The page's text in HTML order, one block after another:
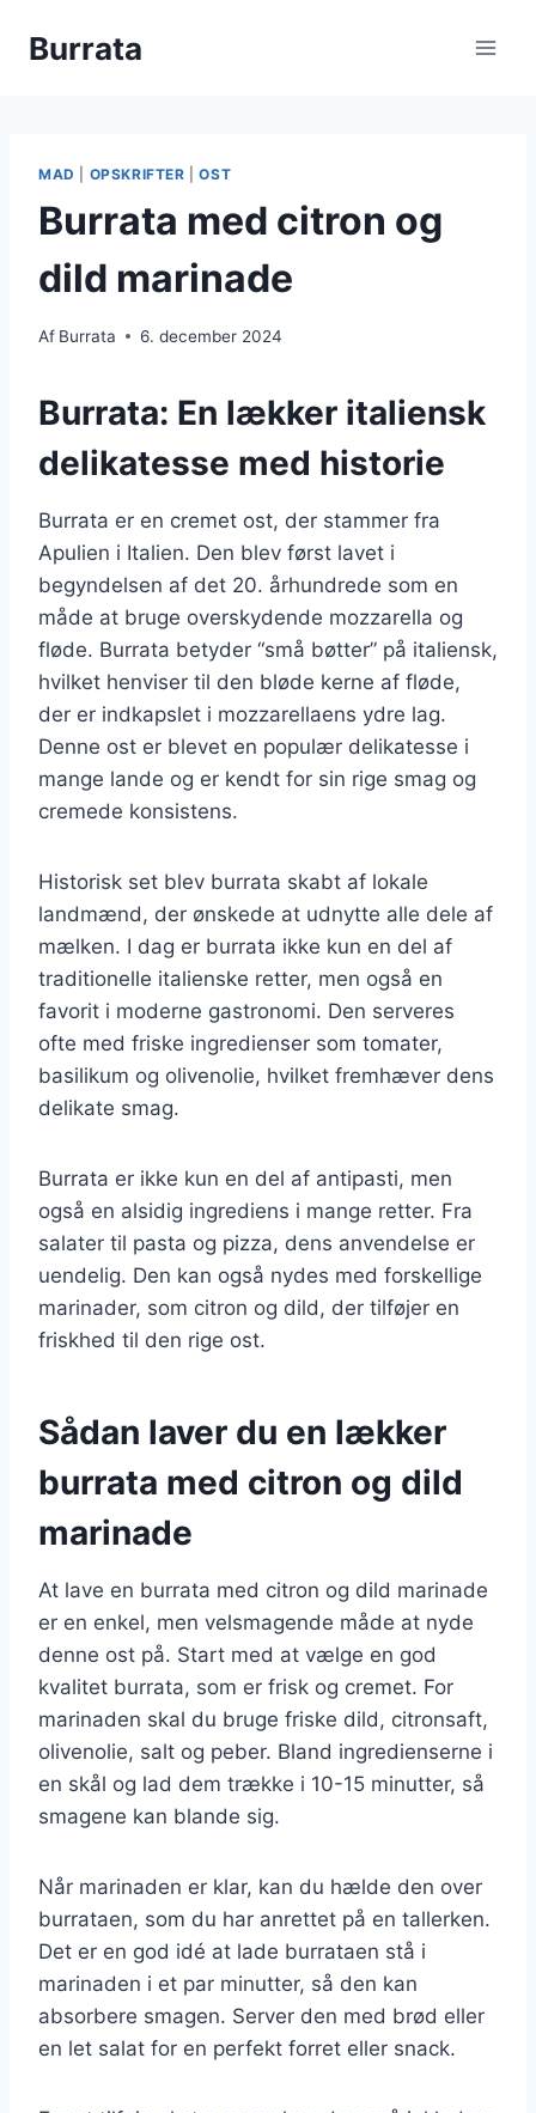
Burrata
MAD OPSKRIFTER |OST
Burrata med citron og
dild marinade
Af Burrata 6. december 2024
Burrata: En lækker italiensk
delikatesse med historie
Burrata er en cremet ost, der stammer fra
Apulien i Italien. Den blev først lavet i
begyndelsen af det 20. århundrede som en
måde at bruge overskydende mozzarella og
fløde. Burrata betyder “små bøtter” på italiensk,
hvilket henviser til den bløde kerne af fløde,
der er indkapslet i mozzarellaens ydre lag.
Denne ost er blevet en populær delikatesse i
mange lande og er kendt for sin rige smag og
cremede konsistens.
Historisk set blev burrata skabt af lokale
landmænd, der ønskede at udnytte alle dele af
mælken. I dag er burrata ikke kun en del af
traditionelle italienske retter, men også en
favorit i moderne gastronomi. Den serveres
ofte med friske ingredienser som tomater,
basilikum og olivenolie, hvilket fremhæver dens
delikate smag.
Burrata er ikke kun en del af antipasti, men
også en alsidig ingrediens i mange retter. Fra
salater til pasta og pizza, dens anvendelse er
uendelig. Den kan også nydes med forskellige
marinader, som citron og dild, der tilføjer en
friskhed til den rige ost.
Sådan laver du en lækker
burrata med citron og dild
marinade
At lave en burrata med citron og dild marinade
er en enkel, men velsmagende måde at nyde
denne ost på. Start med at vælge en god
kvalitet burrata, som er frisk og cremet. For
marinaden skal du bruge friske dild, citronsaft,
olivenolie, salt og peber. Bland ingredienserne i
en skål og lad dem trække i 10-15 minutter, så
smagene kan blande sig.
Når marinaden er klar, kan du hælde den over
burrataen, som du har anrettet på en tallerken.
Det er en god idé at lade burrataen stå i
marinaden i et par minutter, så den kan
absorbere smagen. Server den med brød eller
en let salat for en perfekt forret eller snack.